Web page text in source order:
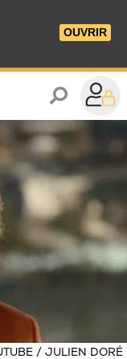
OUVRIR
/ JULIEN DORÉ